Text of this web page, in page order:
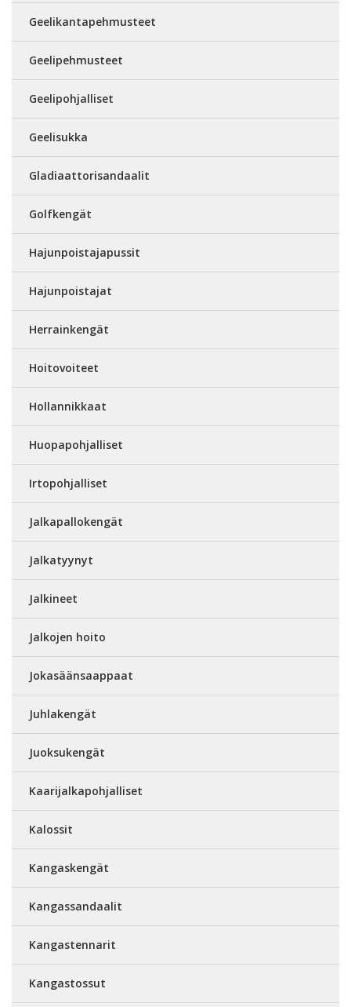
Geelikantapehmusteet
Geelipehmusteet
Geelipohjalliset
Geelisukka
Gladiaattorisandaalit
Golfkengät
Hajunpoistajapussit
Hajunpoistajat
Herrainkengät
Hoitovoiteet
Hollannikkaat
Huopapohjalliset
Irtopohjalliset
Jalkapallokengät
Jalkatyynyt
Jalkineet
Jalkojen hoito
Jokasäänsaappaat
Juhlakengät
Juoksukengät
Kaarijalkapohjalliset
Kalossit
Kangaskengät
Kangassandaalit
Kangastennarit
Kangastossut